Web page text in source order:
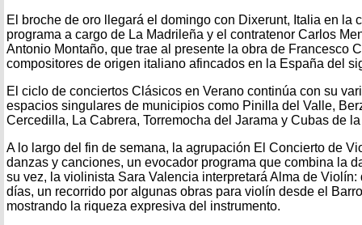
El broche de oro llegará el domingo con Dixerunt, Italia en la
programa a cargo de La Madrileña y el contratenor Carlos
Antonio Montaño, que trae al presente la obra de Francesco
compositores de origen italiano afincados en la España del
El ciclo de conciertos Clásicos en Verano continúa con su
espacios singulares de municipios como Pinilla del Valle,
Cercedilla, La Cabrera, Torremocha del Jarama y Cubas de
A lo largo del fin de semana, la agrupación El Concierto de
danzas y canciones, un evocador programa que combina la
su vez, la violinista Sara Valencia interpretará Alma de Violín:
días, un recorrido por algunas obras para violín desde el
mostrando la riqueza expresiva del instrumento.